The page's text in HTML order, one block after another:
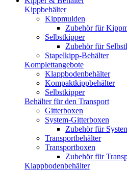
Kippbehälter
Kippmulden
Zubehör für
Selbstkipper
Zubehör für
Stapelkipp-Behälter
Komplettangebote
Klappbodenbehälter
Kompaktkippbehälter
Selbstkipper
Behälter für den Transport
Gitterboxen
System-Gitterboxen
Zubehör für
Transportbehälter
Transportboxen
Zubehör für
Klappbodenbehälter